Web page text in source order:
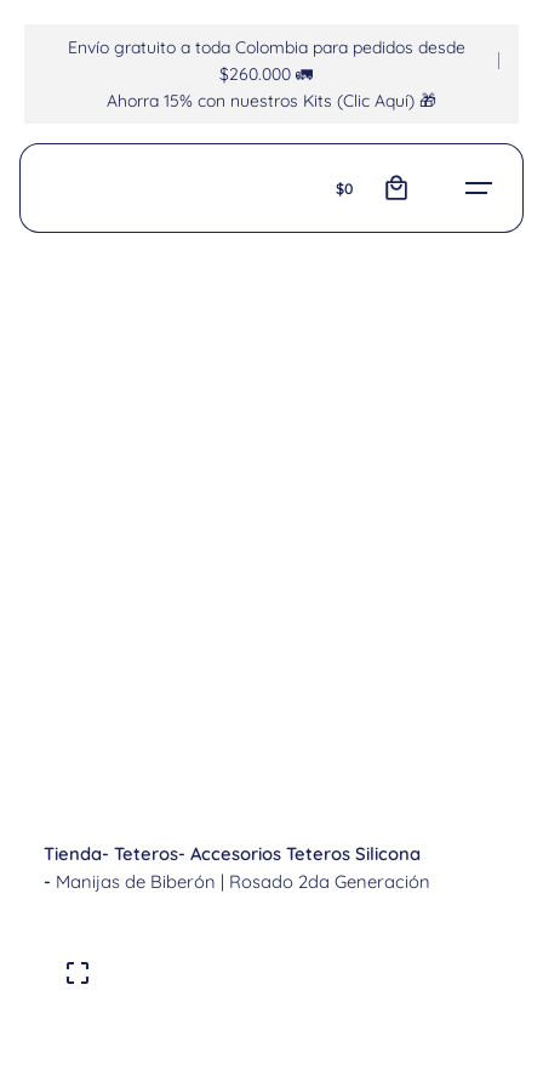
Envío gratuito a toda Colombia para pedidos desde
$260.000 🚛
Ahorra 15% con nuestros Kits (Clic Aquí) 🎁
$0
Tienda- Teteros- Accesorios Teteros Silicona
- Manijas de Biberón | Rosado 2da Generación